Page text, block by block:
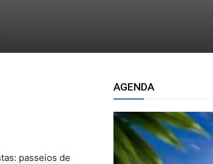
passeios de
AGENDA